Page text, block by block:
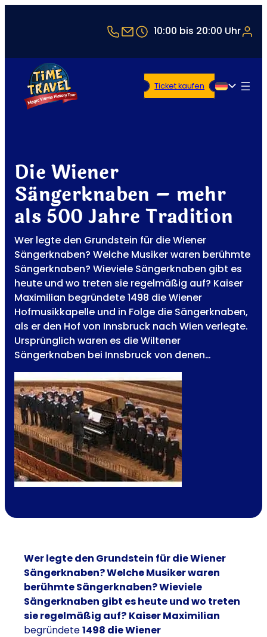
+43 1 5321514
office@timetravel-
10:00 bis 20:00 Uhr
Deutsch
Ticket kaufen
Die Wiener
Sängerknaben – mehr
als 500 Jahre Tradition
Wer legte den Grundstein für die Wiener
Sängerknaben? Welche Musiker waren berühmte
Sängerknaben? Wieviele Sängerknaben gibt es
heute und wo treten sie regelmäßig auf? Kaiser
Maximilian begründete 1498 die Wiener
Hofmusikkapelle und in Folge die Sängerknaben,
als er den Hof von Innsbruck nach Wien verlegte.
Ursprünglich waren es die Wiltener
Sängerknaben bei Innsbruck von denen…
Wer legte den Grundstein für die Wiener
Sängerknaben? Welche Musiker waren
berühmte Sängerknaben? Wieviele
Sängerknaben gibt es heute und wo treten
sie regelmäßig auf? Kaiser Maximilian
begründete1498 die Wiener